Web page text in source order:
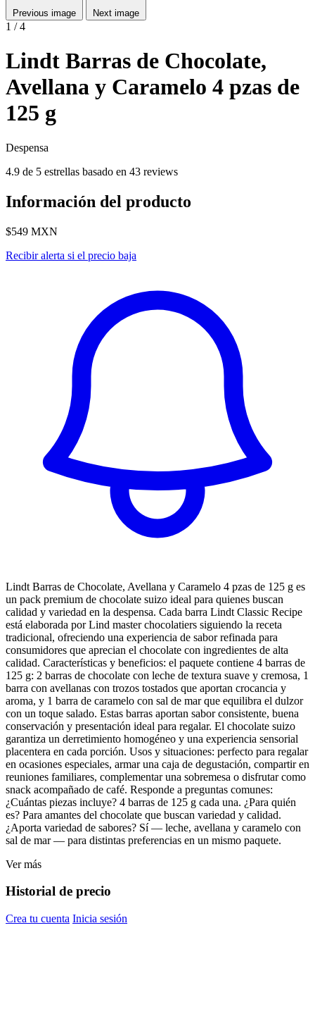
Previous image Next image
1 / 4
Lindt Barras de Chocolate,
Avellana y Caramelo 4 pzas de
125 g
Despensa
4.9 de 5 estrellas basado en 43 reviews
Información del producto
$549 MXN
Recibir alerta si el precio baja
Lindt Barras de Chocolate, Avellana y Caramelo 4 pzas de 125 g es
un pack premium de chocolate suizo ideal para quienes buscan
calidad y variedad en la despensa. Cada barra Lindt Classic Recipe
está elaborada por Lind master chocolatiers siguiendo la receta
tradicional, ofreciendo una experiencia de sabor refinada para
consumidores que aprecian el chocolate con ingredientes de alta
calidad. Características y beneficios: el paquete contiene 4 barras de
125 g: 2 barras de chocolate con leche de textura suave y cremosa, 1
barra con avellanas con trozos tostados que aportan crocancia y
aroma, y 1 barra de caramelo con sal de mar que equilibra el dulzor
con un toque salado. Estas barras aportan sabor consistente, buena
conservación y presentación ideal para regalar. El chocolate suizo
garantiza un derretimiento homogéneo y una experiencia sensorial
placentera en cada porción. Usos y situaciones: perfecto para regalar
en ocasiones especiales, armar una caja de degustación, compartir en
reuniones familiares, complementar una sobremesa o disfrutar como
snack acompañado de café. Responde a preguntas comunes:
¿Cuántas piezas incluye? 4 barras de 125 g cada una. ¿Para quién
es? Para amantes del chocolate que buscan variedad y calidad.
¿Aporta variedad de sabores? Sí — leche, avellana y caramelo con
sal de mar — para distintas preferencias en un mismo paquete.
Ver más
Historial de precio
Crea tu cuenta Inicia sesión